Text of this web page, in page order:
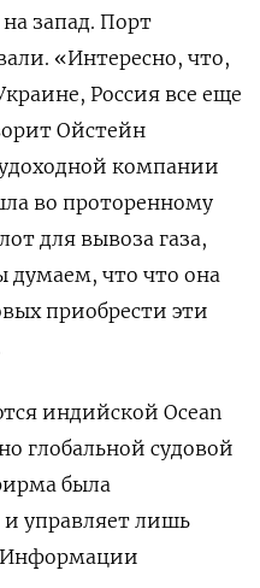
запад. Порт
«Интересно, что,
Россия все еще
Ойстейн
компании
во проторенному
для вывоза газа,
что что она
приобрести эти
индийской Ocean
глобальной судовой
была
и управляет лишь
Информации